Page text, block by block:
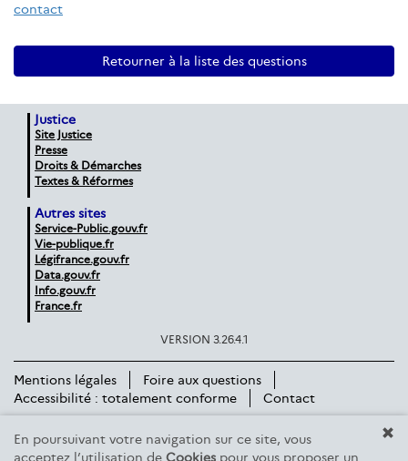
En poursuivant votre navigation sur ce site, vous
acceptez l’utilisation de Cookies pour vous proposer un
contact
Retourner à la liste des questions
Justice
Site Justice
Presse
Droits & Démarches
Textes & Réformes
Autres sites
Service-Public.gouv.fr
Vie-publique.fr
Légifrance.gouv.fr
Data.gouv.fr
Info.gouv.fr
France.fr
VERSION 3.26.4.1
Mentions légales
Foire aux questions
Accessibilité : totalement conforme
Contact